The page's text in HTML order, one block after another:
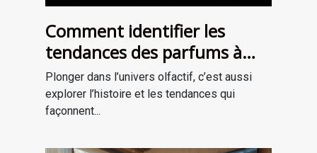
Comment identifier les
tendances des parfums à
travers les époques ?
Plonger dans l’univers olfactif, c’est aussi
explorer l’histoire et les tendances qui
façonnent...